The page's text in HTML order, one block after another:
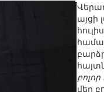
այցի
մեր